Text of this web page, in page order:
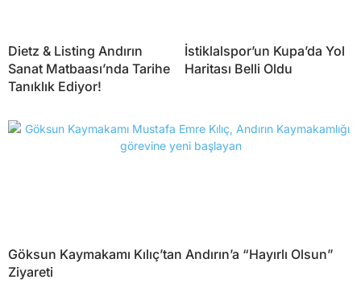
Dietz & Listing Andırın
Sanat Matbaası’nda Tarihe
Tanıklık Ediyor!
İstiklalspor’un Kupa’da Yol
Haritası Belli Oldu
Göksun Kaymakamı Kılıç’tan Andırın’a “Hayırlı Olsun”
Ziyareti